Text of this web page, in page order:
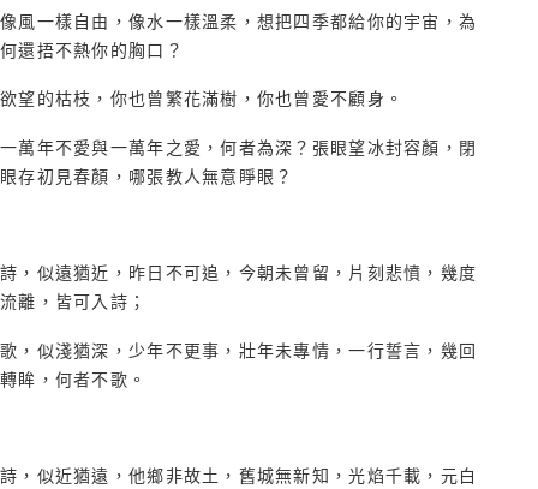
像風一樣自由，像水一樣溫柔，想把四季都給你的宇宙，為
何還捂不熱你的胸口？
欲望的枯枝，你也曾繁花滿樹，你也曾愛不顧身。
一萬年不愛與一萬年之愛，何者為深？張眼望冰封容顏，閉
眼存初見春顏，哪張教人無意睜眼？
詩，似遠猶近，昨日不可追，今朝未曾留，片刻悲憤，幾度
流離，皆可入詩；
歌，似淺猶深，少年不更事，壯年未專情，一行誓言，幾回
轉眸，何者不歌。
詩，似近猶遠，他鄉非故土，舊城無新知，光焰千載，元白